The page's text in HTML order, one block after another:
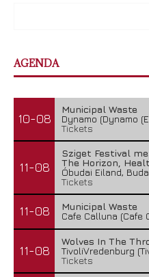
AGENDA
10-08
Municipal Waste
Dynamo (Dynamo
Tickets
11-08
Sziget Festival
The Horizon,
Óbudai Eiland,
Tickets
11-08
Municipal Waste
Cafe Calluna (Cafe
11-08
Wolves In The
TivoliVredenburg
Tickets